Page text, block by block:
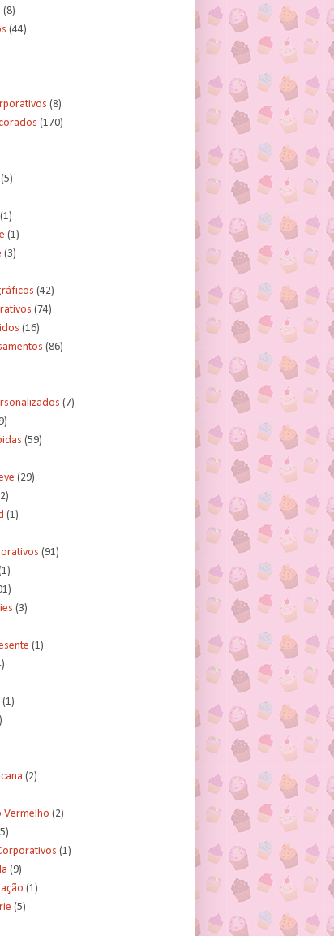
(8)
(44)
(8)
(170)
(5)
(1)
(1)
(3)
(42)
(74)
(16)
(86)
(7)
(59)
(29)
(1)
(91)
(3)
(1)
(1)
(2)
Vermelho (2)
(1)
(9)
(1)
(5)